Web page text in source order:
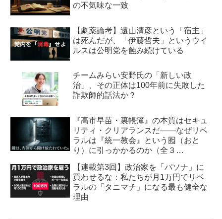
の不気味な一致
【劇薬論考】遠山清彦という「宿主」
は死んだが、「伊藤哲夫」というウイ
ルスは公明党を蝕み続けている
チームみらい安野氏の「新しい政
治」、その正体は100年前に失敗した
詐欺師的話法か？
『高市早苗・裏帳簿』の本質はセキュ
リティ・クリアランスだ――なぜリベ
ラルは『統一教会』という囮（おと
り）に引っかかるのか（全３
ィア編：虚飾の愛国者
【連載第3回】政治家を「パソナ」に
買わせるな：私たちが月1万円でリベ
ラルの「タニマチ」になる最も健全な
理由